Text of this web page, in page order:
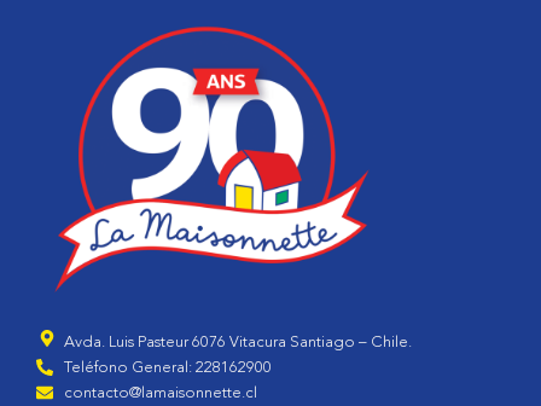
Avda. Luis Pasteur 6076 Vitacura Santiago – Chile.
Teléfono General: 228162900
contacto@lamaisonnette.cl